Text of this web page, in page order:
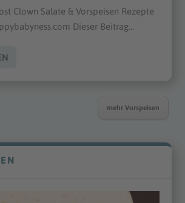
Clown Salate & Vorspeisen Rezepte
Dieser Beitrag...
mehr Vorspeisen